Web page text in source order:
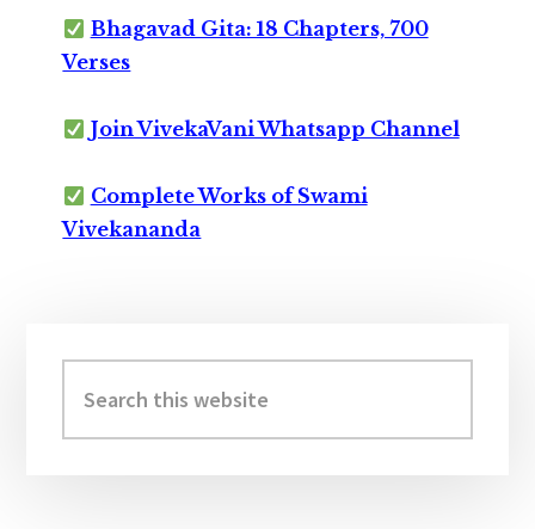
Bhagavad Gita: 18 Chapters, 700
Verses
Join VivekaVani Whatsapp Channel
Complete Works of Swami
Vivekananda
Sidebar
this
website